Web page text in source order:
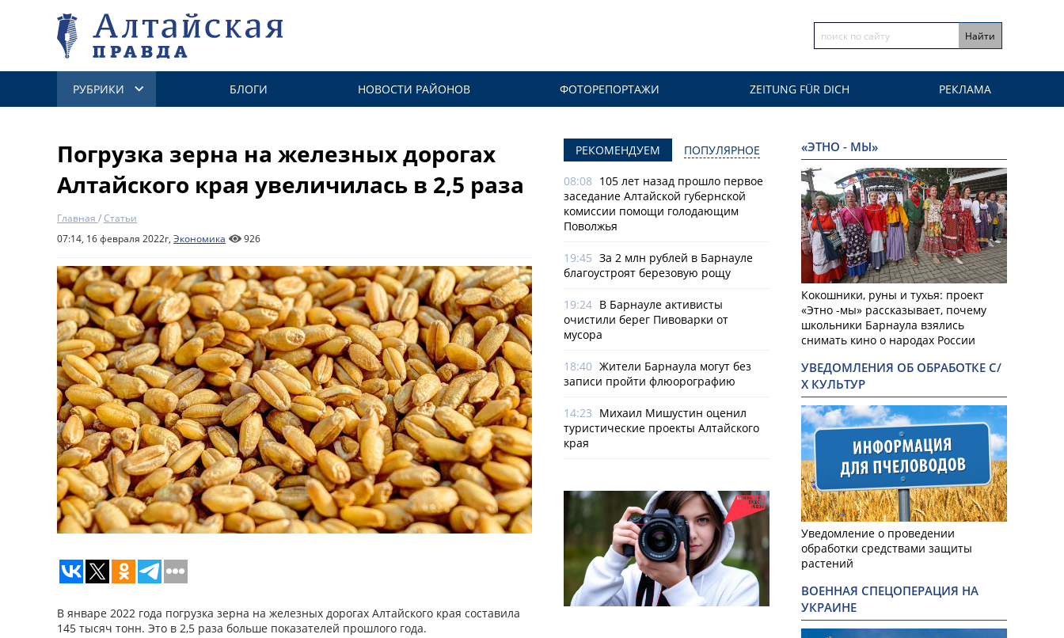
РУБРИКИ БЛОГИ НОВОСТИ РАЙОНОВ ФОТОРЕПОРТАЖИ ZEITUNG FÜR DICH РЕКЛАМА
Погрузка зерна на железных дорогах
Алтайского края увеличилась в 2,5 раза
Главная /Статьи
07:14, 16 февраля 2022г, Экономика 926
В январе 2022 года погрузка зерна на железных дорогах Алтайского края составила
145 тысяч тонн. Это в 2,5 раза больше показателей прошлого года.
РЕКОМЕНДУЕМ ПОПУЛЯРНОЕ
08:08 105 лет назад прошло первое
заседание Алтайской губернской
комиссии помощи голодающим
Поволжья
19:45 За 2 млн рублей в Барнауле
благоустроят березовую рощу
19:24 В Барнауле активисты
очистили берег Пивоварки от
мусора
18:40 Жители Барнаула могут без
записи пройти флюорографию
14:23 Михаил Мишустин оценил
туристические проекты Алтайского
края
«ЭТНО - МЫ»
Кокошники, руны и тухья: проект
«Этно -мы» рассказывает, почему
школьники Барнаула взялись
снимать кино о народах России
УВЕДОМЛЕНИЯ ОБ ОБРАБОТКЕ С/
Х КУЛЬТУР
Уведомление о проведении
обработки средствами защиты
растений
ВОЕННАЯ СПЕЦОПЕРАЦИЯ НА
УКРАИНЕ